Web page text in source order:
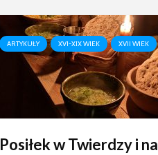
ARTYKUŁY XVI-XIX WIEK XVII WIEK
Posiłek w Twierdzy i na